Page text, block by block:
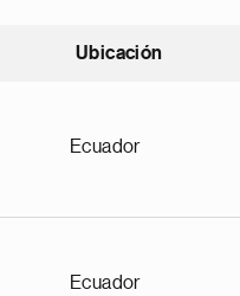
Ubicación
Ecuador
Ecuador